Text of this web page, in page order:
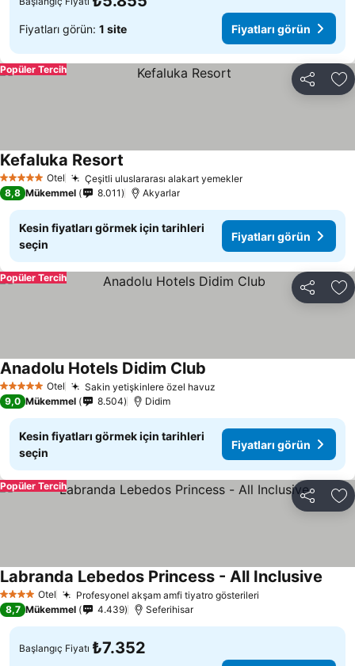
Fiyatları görün: 1 site Fiyatları görün
Paylaş
Popüler Tercih
5 Yıldız Otel Çeşitli uluslararası alakart yemekler
Kefaluka Resort
8,8 Mükemmel 8.011 Akyarlar
Kesin fiyatları görmek için tarihleri
seçin
Fiyatları görün
Paylaş
Popüler Tercih
5 Yıldız Otel Sakin yetişkinlere özel havuz
Anadolu Hotels Didim Club
9,0 Mükemmel 8.504 Didim
Kesin fiyatları görmek için tarihleri
seçin
Fiyatları görün
Paylaş
Popüler Tercih
4 Yıldız Otel Profesyonel akşam amfi tiyatro gösterileri
Labranda Lebedos Princess - All Inclusive
8,7 Mükemmel 4.439 Seferihisar
Başlangıç Fiyatı ₺7.352